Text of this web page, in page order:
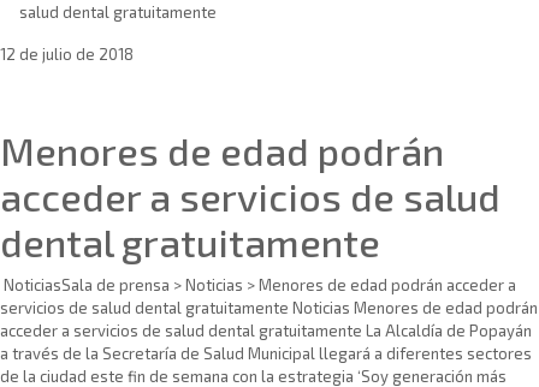
salud dental gratuitamente
12 de julio de 2018
Menores de edad podrán
acceder a servicios de salud
dental gratuitamente
NoticiasSala de prensa > Noticias > Menores de edad podrán acceder a
servicios de salud dental gratuitamente Noticias Menores de edad podrán
acceder a servicios de salud dental gratuitamente La Alcaldía de Popayán
a través de la Secretaría de Salud Municipal llegará a diferentes sectores
de la ciudad este fin de semana con la estrategia ‘Soy generación más